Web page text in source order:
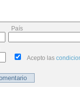
País
Acepto las